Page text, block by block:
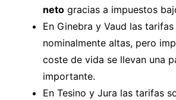
neto gracias a impuestos
En Ginebra y Vaud las
nominalmente altas, pero
coste de vida se llevan una
importante.
En Tesino y Jura las tarifas